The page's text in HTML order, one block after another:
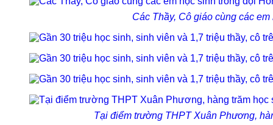
Các Thầy, Cô giáo cùng các
Tại điểm trường THPT Xuân Phương,